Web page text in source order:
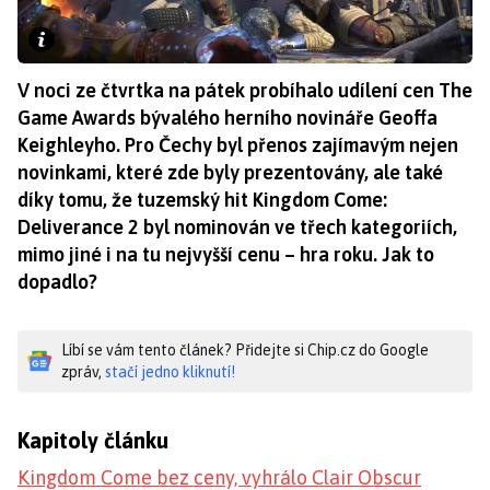
V noci ze čtvrtka na pátek probíhalo udílení cen The
Game Awards bývalého herního novináře Geoffa
Keighleyho. Pro Čechy byl přenos zajímavým nejen
novinkami, které zde byly prezentovány, ale také
díky tomu, že tuzemský hit Kingdom Come:
Deliverance 2 byl nominován ve třech kategoriích,
mimo jiné i na tu nejvyšší cenu – hra roku. Jak to
dopadlo?
Líbí se vám tento článek? Přidejte si Chip.cz do Google
zpráv, stačí jedno kliknutí!
Kapitoly článku
Kingdom Come bez ceny, vyhrálo Clair Obscur